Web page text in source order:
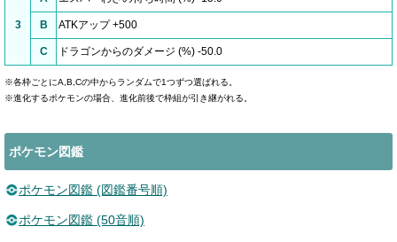
3 B ATKアップ +500
C ドラゴンからのダメージ (%) -50.0
※各枠ごとにA,B,Cの中からランダムで1つずつ選ばれる。
※進化するポケモンの場合、進化前後で枠組が引き継がれる。
ポケモン図鑑
ポケモン図鑑 (図鑑番号順)
ポケモン図鑑 (50音順)